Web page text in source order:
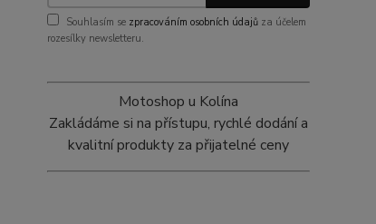
Souhlasím se zpracováním osobních údajů za účelem
rozesílky newsletteru.
Motoshop u Kolína
Zakládáme si na přístupu, rychlé dodání a
kvalitní produkty za přijatelné ceny